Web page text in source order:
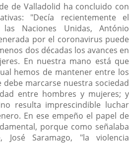
de Valladolid ha concluido con
"Decía recientemente el
Naciones Unidas, António
por el coronavirus puede
dos décadas los avances en
En nuestra mano está que
hemos de mantener entre los
marcarse nuestra sociedad
entre hombres y mujeres; y
resulta imprescindible luchar
En ese empeño el papel de
porque como señalaba
Saramago, "la violencia